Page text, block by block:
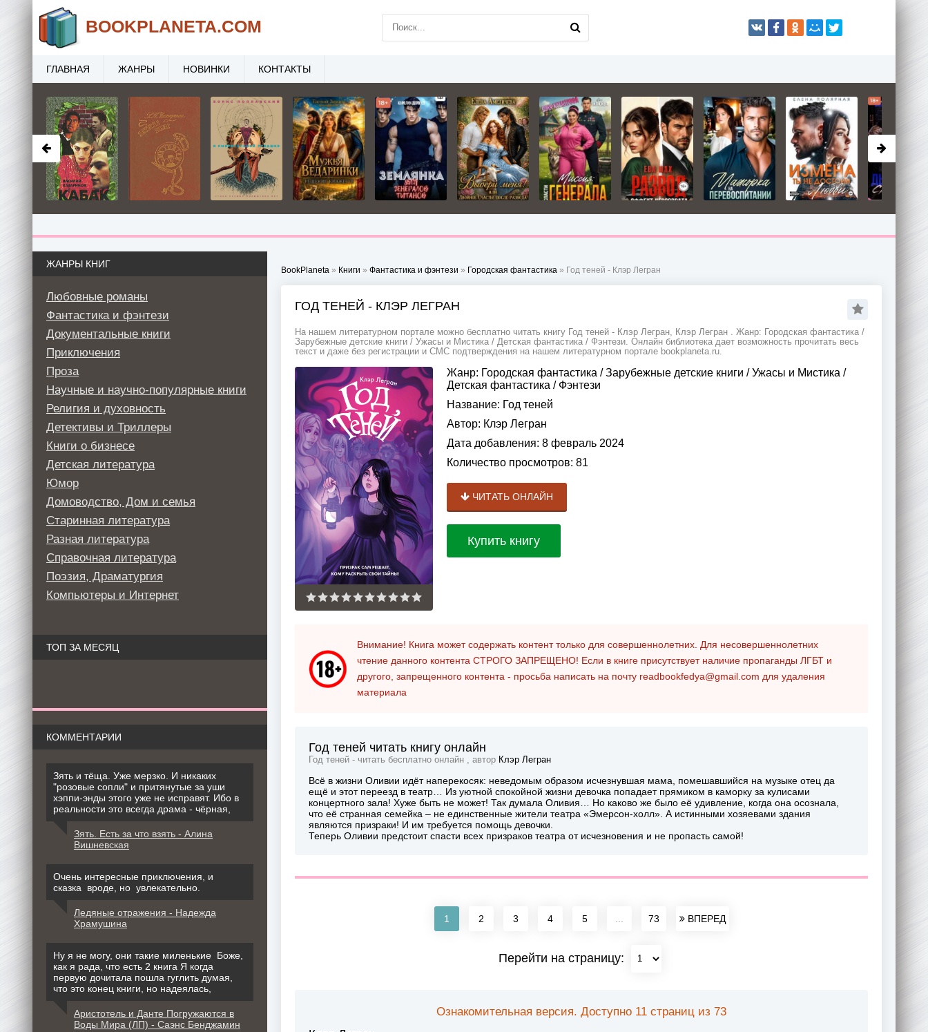
BookPlaneta » Книги » Фантастика и фэнтези » Городская фантастика » Год теней - Клэр Легран
ГОД ТЕНЕЙ - КЛЭР ЛЕГРАН
На нашем литературном портале можно бесплатно читать книгу Год теней - Клэр Легран, Клэр Легран . Жанр: Городская фантастика /
Зарубежные детские книги / Ужасы и Мистика / Детская фантастика / Фэнтези. Онлайн библиотека дает возможность прочитать весь
текст и даже без регистрации и СМС подтверждения на нашем литературном портале bookplaneta.ru.
Жанр: Городская фантастика /Зарубежные детские книги /Ужасы и Мистика /
Детская фантастика / Фэнтези
Название: Год теней
Автор: Клэр Легран
Дата добавления: 8 февраль 2024
Количество просмотров: 81
ЧИТАТЬ ОНЛАЙН
Купить книгу
Внимание! Книга может содержать контент только для совершеннолетних. Для несовершеннолетних
чтение данного контента СТРОГО ЗАПРЕЩЕНО! Если в книге присутствует наличие пропаганды ЛГБТ и
другого, запрещенного контента - просьба написать на почту readbookfedya@gmail.com для удаления
материала
Год теней читать книгу онлайн
Год теней - читать бесплатно онлайн , автор Клэр Легран
Всё в жизни Оливии идёт наперекосяк: неведомым образом исчезнувшая мама, помешавшийся на музыке отец да
ещё и этот переезд в театр… Из уютной спокойной жизни девочка попадает прямиком в каморку за кулисами
концертного зала! Хуже быть не может! Так думала Оливия… Но каково же было её удивление, когда она осознала,
что её странная семейка – не единственные жители театра «Эмерсон-холл». А истинными хозяевами здания
являются призраки! И им требуется помощь девочки.
Теперь Оливии предстоит спасти всех призраков театра от исчезновения и не пропасть самой!
1 2 3 4 5 73 ВПЕРЕД
Перейти на страницу:
Ознакомительная версия. Доступно 11 страниц из 73
ЖАНРЫ КНИГ
Любовные романы
Фантастика и фэнтези
Документальные книги
Приключения
Проза
Научные и научно-популярные книги
Религия и духовность
Детективы и Триллеры
Книги о бизнесе
Детская литература
Юмор
Домоводство, Дом и семья
Старинная литература
Разная литература
Справочная литература
Поэзия, Драматургия
Компьютеры и Интернет
ТОП ЗА МЕСЯЦ
КОММЕНТАРИИ
Зять и тёща. Уже мерзко. И никаких
"розовые сопли" и притянутые за уши
хэппи-энды этого уже не исправят. Ибо в
реальности это всегда драма - чёрная,
Зять. Есть за что взять - Алина
Вишневская
Очень интересные приключения, и
сказка вроде, но увлекательно.
Ледяные отражения - Надежда
Храмушина
Ну я не могу, они такие миленькие Боже,
как я рада, что есть 2 книга Я когда
первую дочитала пошла гуглить думая,
что это конец книги, но надеялась,
Аристотель и Данте Погружаются в
Воды Мира (ЛП) - Саэнс Бенджамин
BOOKPLANETA.COM
ГЛАВНАЯ ЖАНРЫ НОВИНКИ КОНТАКТЫ